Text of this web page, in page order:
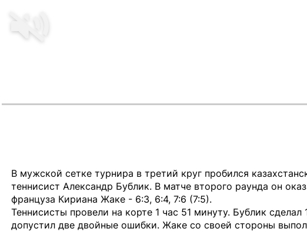
В мужской сетке турнира в третий круг пробился
теннисист Александр Бублик. В матче второго раунда он
француза Кириана Жаке - 6:3, 6:4, 7:6 (7:5).
Теннисисты провели на корте 1 час 51 минуту. Бублик сделал
допустил две двойные ошибки. Жаке со своей стороны